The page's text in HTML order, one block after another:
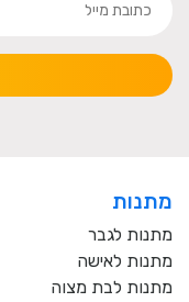
מתנות
מתנות לגבר
מתנות לאישה
מתנות לבת מצוה